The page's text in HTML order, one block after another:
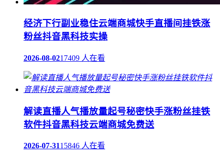
经济下行副业稳住云端商城快手直播间挂铁涨
粉丝抖音黑科技实操
2026-08-0217409 人在看
解读直播人气播放量起号秘密快手涨粉丝挂铁
软件抖音黑科技云端商城免费送
2026-07-3115846 人在看